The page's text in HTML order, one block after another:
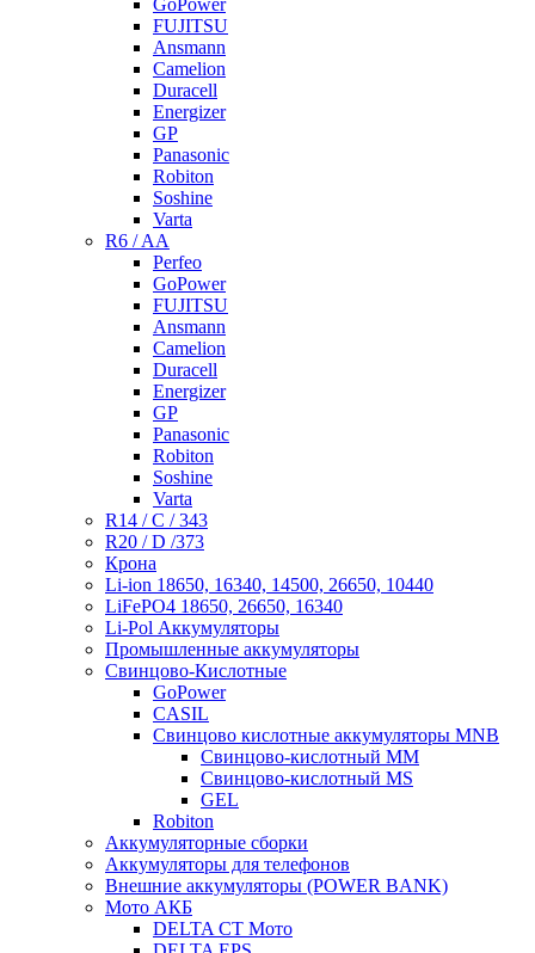
GoPower
FUJITSU
Ansmann
Camelion
Duracell
Energizer
GP
Panasonic
Robiton
Soshine
Varta
R6 / AA
Perfeo
GoPower
FUJITSU
Ansmann
Camelion
Duracell
Energizer
GP
Panasonic
Robiton
Soshine
Varta
R14 / C / 343
R20 / D /373
Крона
Li-ion 18650, 16340, 14500, 26650, 10440
LiFePO4 18650, 26650, 16340
Li-Pol Аккумуляторы
Промышленные аккумуляторы
Свинцово-Кислотные
GoPower
CASIL
Свинцово кислотные аккумуляторы MNB
Cвинцово-кислотный MM
Cвинцово-кислотный MS
GEL
Robiton
Аккумуляторные сборки
Аккумуляторы для телефонов
Внешние аккумуляторы (POWER BANK)
Мото АКБ
DELTA CT Мото